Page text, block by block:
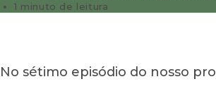
1 minuto de leitura
No sétimo episódio do nosso